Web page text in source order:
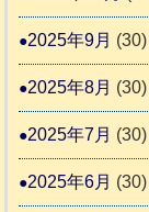
2025年9月 (30)
2025年8月 (30)
2025年7月 (30)
2025年6月 (30)